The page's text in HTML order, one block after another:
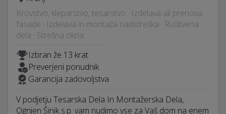
Krovstvo, kleparstvo, tesarstvo · Izdelava ali prenova
fasade · Izdelava in montaža nadstreška · Rušitvena
dela · Strešna okna
Izbran že 13 krat
Preverjeni ponudnik
Garancija zadovoljstva
V podjetju Tesarska Dela In Montažerska Dela,
Ognjen Šinik s.p. vam nudimo vse za Vaš dom na enem